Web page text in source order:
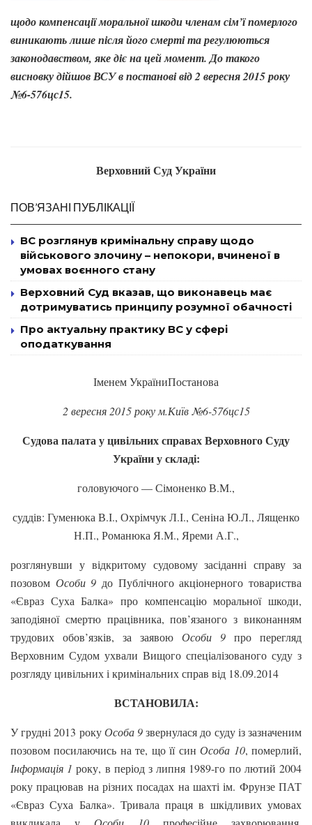
щодо компенсації моральної шкоди членам сім’ї померлого
виникають лише після його смерті та регулюються
законодавством, яке діє на цей момент. До такого
висновку дійшов ВСУ в постанові від 2 вересня 2015 року
№6-576цс15.
Верховний Суд України
ПОВ’ЯЗАНІ ПУБЛІКАЦІЇ
ВС розглянув кримінальну справу щодо
військового злочину – непокори, вчиненої в
умовах воєнного стану
Верховний Суд вказав, що виконавець має
дотримуватись принципу розумної обачності
Про актуальну практику ВС у сфері
оподаткування
Іменем УкраїниПостанова
2 вересня 2015 року м.Київ №6-576цс15
Судова палата у цивільних справах Верховного Суду
України у складі:
головуючого — Сімоненко В.М.,
суддів: Гуменюка В.І., Охрімчук Л.І., Сеніна Ю.Л., Лященко
Н.П., Романюка Я.М., Яреми А.Г.,
розглянувши у відкритому судовому засіданні справу за
позовом Особи 9 до Публічного акціонерного товариства
«Євраз Суха Балка» про компенсацію моральної шкоди,
заподіяної смертю працівника, пов’язаного з виконанням
трудових обов’язків, за заявою Особи 9 про перегляд
Верховним Судом ухвали Вищого спеціалізованого суду з
розгляду цивільних і кримінальних справ від 18.09.2014
ВСТАНОВИЛА:
У грудні 2013 рокуОсоба 9звернулася до суду із зазначеним
позовом посилаючись на те, що її синОсоба 10, померлий,
Інформація 1 року, в період з липня 1989-го по лютий 2004
року працював на різних посадах на шахті ім. Фрунзе ПАТ
«Євраз Суха Балка». Тривала праця в шкідливих умовах